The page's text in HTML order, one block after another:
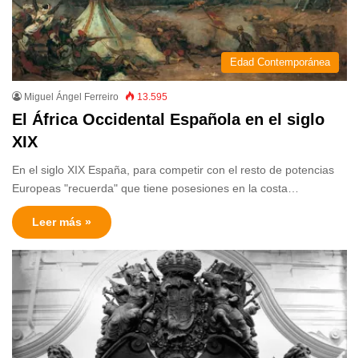
Edad Contemporánea
Miguel Ángel Ferreiro 13.595
El África Occidental Española en el siglo
XIX
En el siglo XIX España, para competir con el resto de potencias
Europeas "recuerda" que tiene posesiones en la costa…
Leer más »